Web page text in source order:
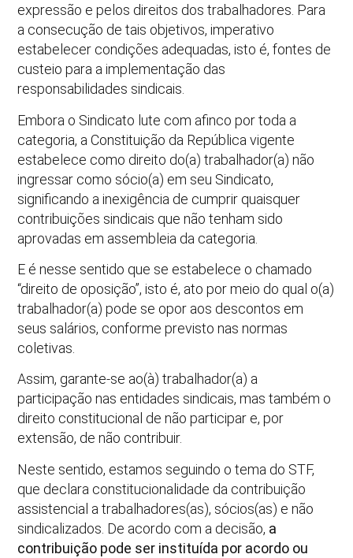
expressão e pelos direitos dos trabalhadores. Para
a consecução de tais objetivos, imperativo
estabelecer condições adequadas, isto é, fontes de
custeio para a implementação das
responsabilidades sindicais.
Embora o Sindicato lute com afinco por toda a
categoria, a Constituição da República vigente
estabelece como direito do(a) trabalhador(a) não
ingressar como sócio(a) em seu Sindicato,
significando a inexigência de cumprir quaisquer
contribuições sindicais que não tenham sido
aprovadas em assembleia da categoria.
E é nesse sentido que se estabelece o chamado
“direito de oposição”, isto é, ato por meio do qual o(a)
trabalhador(a) pode se opor aos descontos em
seus salários, conforme previsto nas normas
coletivas.
Assim, garante-se ao(à) trabalhador(a) a
participação nas entidades sindicais, mas também o
direito constitucional de não participar e, por
extensão, de não contribuir.
Neste sentido, estamos seguindo o tema do STF,
que declara constitucionalidade da contribuição
assistencial a trabalhadores(as), sócios(as) e não
sindicalizados. De acordo com a decisão, a
contribuição pode ser instituída por acordo ou